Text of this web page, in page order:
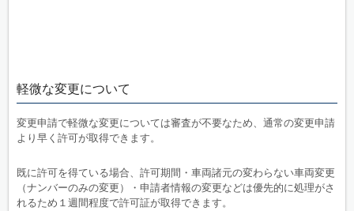
軽微な変更について
変更申請で軽微な変更については審査が不要なため、通常の変更申請
より早く許可が取得できます。
既に許可を得ている場合、許可期間・車両諸元の変わらない車両変更
（ナンバーのみの変更）・申請者情報の変更などは優先的に処理がさ
れるため１週間程度で許可証が取得できます。